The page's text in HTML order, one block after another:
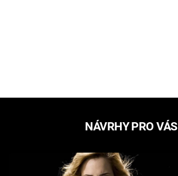
NÁVRHY PRO VÁS